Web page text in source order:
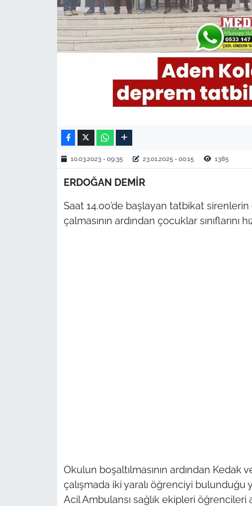
10.03.2023 - 09:35 23.01.2025 - 00:15 1385
ERDOĞAN DEMİR
Saat 14.00’de başlayan tatbikat sirenlerin
çalmasının ardından çocuklar
Okulun boşaltılmasının ardından Kedak
çalışmada iki yaralı öğrenciyi bulunduğu
Acil Ambulansı sağlık ekipleri
TARIM VE HAYVANCILIK
KÜLTÜR SANAT
TEKİRDAĞ
ÇANAKKALE
Bilim Teknoloji
English News